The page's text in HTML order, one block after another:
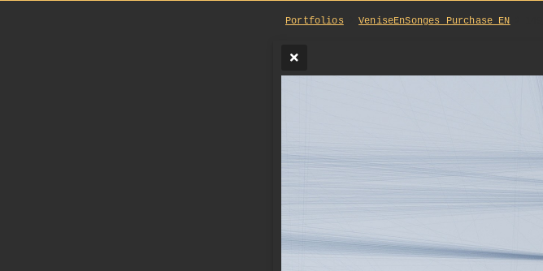
Portfolios VeniseEnSonges_Purchase_EN